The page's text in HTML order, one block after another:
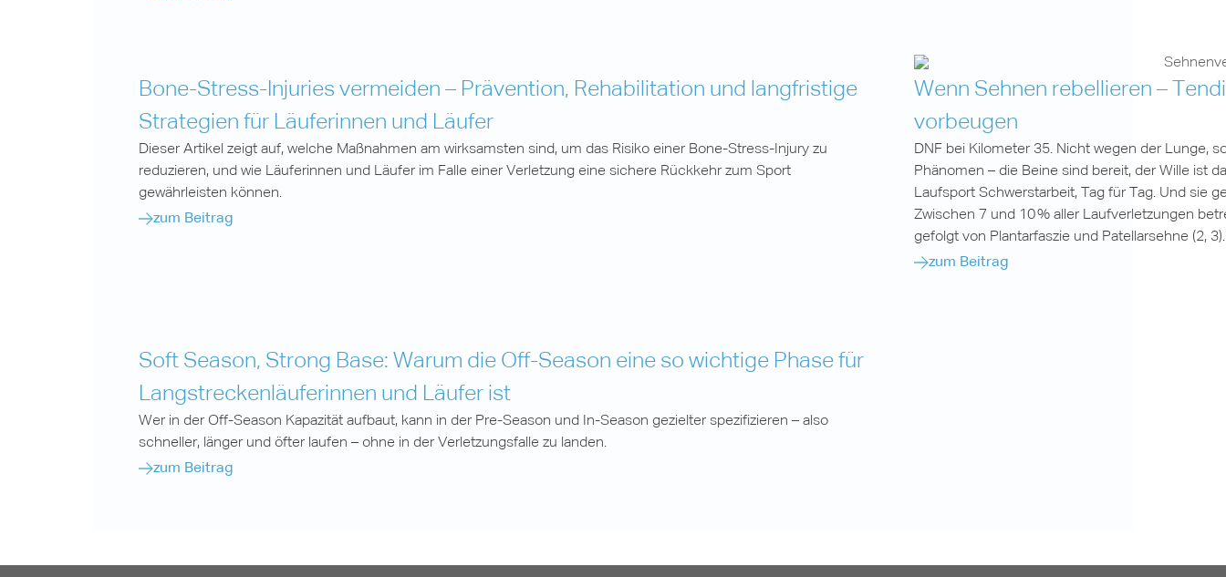
Bone-Stress-Injuries vermeiden – Prävention, Rehabilitation und langfristige
Strategien für Läuferinnen und Läufer
Dieser Artikel zeigt auf, welche Maßnahmen am wirksamsten sind, um das Risiko einer Bone-Stress-Injury zu
reduzieren, und wie Läuferinnen und Läufer im Falle einer Verletzung eine sichere Rückkehr zum Sport
gewährleisten können.
zum Beitrag
Wenn Sehnen rebellieren –
vorbeugen
DNF bei Kilometer 35. Nicht wegen der Lunge,
Phänomen – die Beine sind bereit, der Wille ist
Laufsport Schwerstarbeit, Tag für Tag. Und sie
Zwischen 7 und 10 % aller Laufverletzungen
gefolgt von Plantarfaszie und Patellarsehne (2, 3).
zum Beitrag
Soft Season, Strong Base: Warum die Off-Season eine so wichtige Phase für
Langstreckenläuferinnen und Läufer ist
Wer in der Off-Season Kapazität aufbaut, kann in der Pre-Season und In-Season gezielter spezifizieren – also
schneller, länger und öfter laufen – ohne in der Verletzungsfalle zu landen.
zum Beitrag